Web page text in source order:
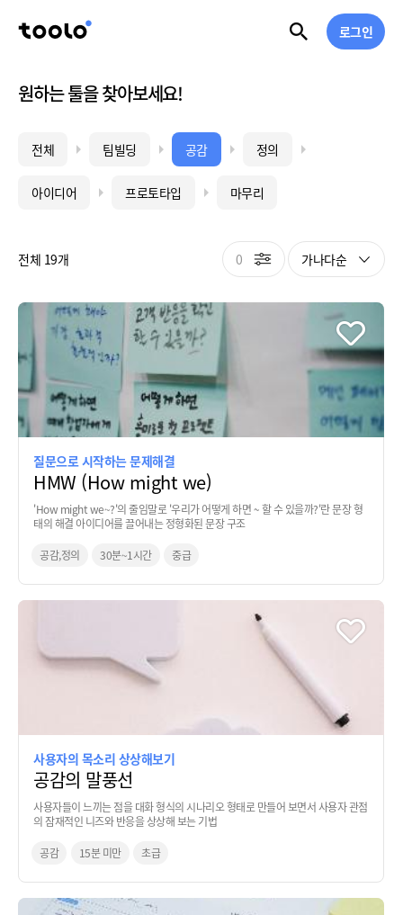
로그인
원하는 툴을 찾아보세요!
전체 팀빌딩 공감 정의
아이디어 프로토타입 마무리
전체 19개 0 가나다순
질문으로 시작하는 문제해결
HMW (How might we)
'How might we~?'의 줄임말로 '우리가 어떻게 하면 ~ 할 수 있을까?'란 문장 형
태의 해결 아이디어를 끌어내는 정형화된 문장 구조
공감,정의 30분~1시간 중급
사용자의 목소리 상상해보기
공감의 말풍선
사용자들이 느끼는 점을 대화 형식의 시나리오 형태로 만들어 보면서 사용자 관점
의 잠재적인 니즈와 반응을 상상해 보는 기법
공감 15분 미만 초급